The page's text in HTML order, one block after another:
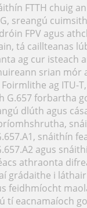
FTTH chuig
sreangú
FPV agus
tá caillteanas
ag cur isteach
srian mór
ag ITU-
G.657 forbartha
dlúth agus
snáithín
agus
athraonta
grádaithe i
feidhmíocht
tí eacnamaíoch